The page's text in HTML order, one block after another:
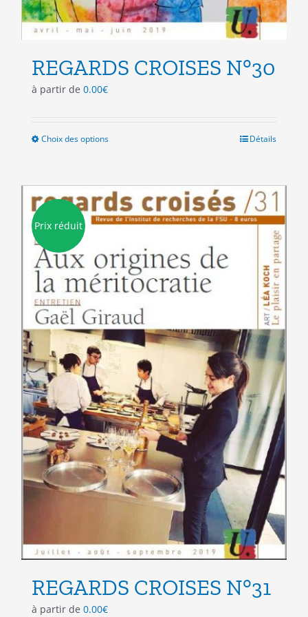
REGARDS CROISES N°30
à partir de 0.00€
Choix des optionsCe
plusieurs
variations.
Les
peuvent
être
choisies
sur
page
du
produit
Détails
Prix réduit
REGARDS CROISES N°31
à partir de 0.00€